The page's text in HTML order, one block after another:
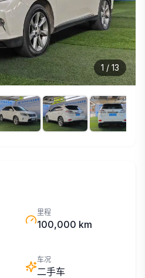
1 / 13
里程
100,000 km
车况
二手车